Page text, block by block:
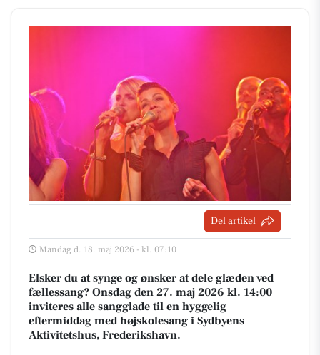
Del artikel
Mandag d. 18. maj 2026 - kl. 07:10
Elsker du at synge og ønsker at dele glæden ved
fællessang? Onsdag den 27. maj 2026 kl. 14:00
inviteres alle sangglade til en hyggelig
eftermiddag med højskolesang i Sydbyens
Aktivitetshus, Frederikshavn.